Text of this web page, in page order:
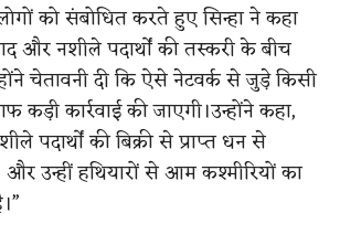
को संबोधित करते हुए सिन्हा ने कहा
और नशीले पदार्थों की तस्करी के बीच
चेतावनी दी कि ऐसे नेटवर्क से जुड़े किसी
कड़ी कार्रवाई की जाएगी।उन्होंने कहा,
पदार्थों की बिक्री से प्राप्त धन से
उन्हीं हथियारों से आम कश्मीरियों का